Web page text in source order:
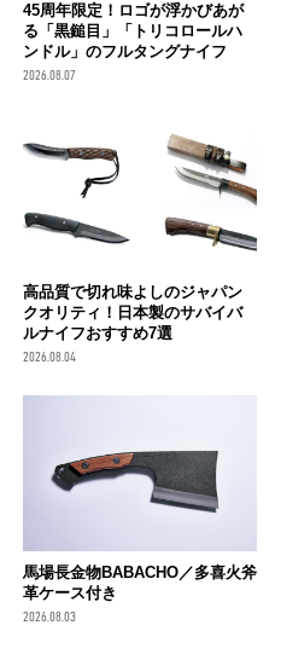
45周年限定！ロゴが浮かびあが
る「黒鎚目」「トリコロールハ
ンドル」のフルタングナイフ
2026.08.07
高品質で切れ味よしのジャパン
クオリティ！日本製のサバイバ
ルナイフおすすめ7選
2026.08.04
馬場長金物BABACHO／多喜火斧
革ケース付き
2026.08.03